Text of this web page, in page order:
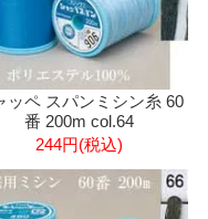
ッペ スパンミシン糸 60
番 200m col.64
244円(税込)